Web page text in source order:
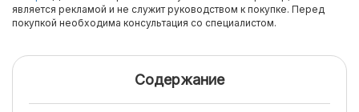
является рекламой и не служит руководством к покупке. Перед
покупкой необходима консультация со специалистом.
Содержание